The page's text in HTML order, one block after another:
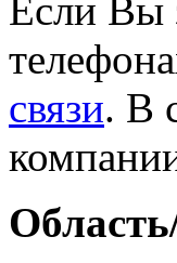
Если Вы
связи. В